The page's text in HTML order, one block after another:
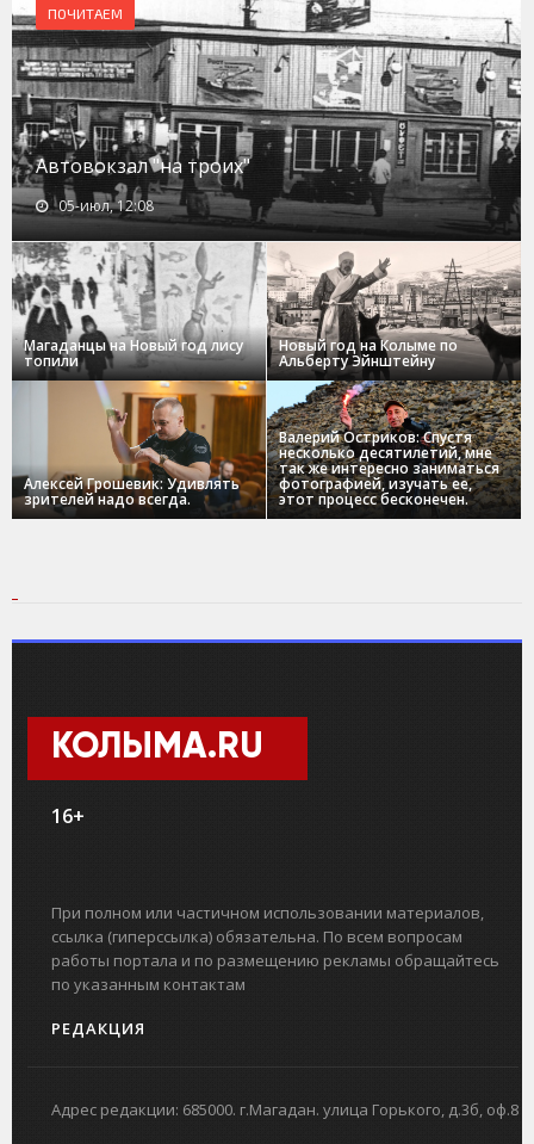
ПОЧИТАЕМ
Автовокзал "на троих"
05-июл, 12:08
Магаданцы на Новый год лису
топили
Новый год на Колыме по
Альберту Эйнштейну
Алексей Грошевик: Удивлять
зрителей надо всегда.
Валерий Остриков: Спустя
несколько десятилетий, мне
так же интересно заниматься
фотографией, изучать ее,
этот процесс бесконечен.
КОЛЫМА.RU
16+
При полном или частичном использовании материалов,
ссылка (гиперссылка) обязательна. По всем вопросам
работы портала и по размещению рекламы обращайтесь
по указанным контактам
РЕДАКЦИЯ
Адрес редакции: 685000. г.Магадан. улица Горького, д.3б, оф.8